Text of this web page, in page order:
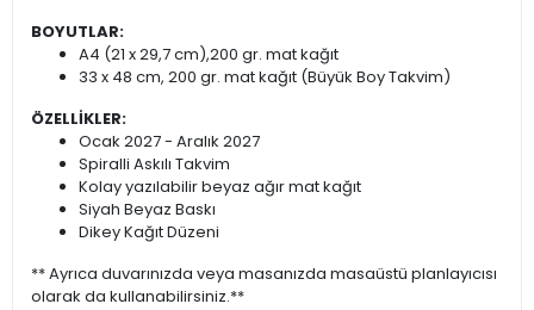
BOYUTLAR:
A4 (21 x 29,7 cm),200 gr. mat kağıt
33 x 48 cm, 200 gr. mat kağıt (Büyük Boy Takvim)
ÖZELLİKLER:
Ocak 2027 - Aralık 2027
Spiralli Askılı Takvim
Kolay yazılabilir beyaz ağır mat kağıt
Siyah Beyaz Baskı
Dikey Kağıt Düzeni
** Ayrıca duvarınızda veya masanızda masaüstü planlayıcısı
olarak da kullanabilirsiniz.**